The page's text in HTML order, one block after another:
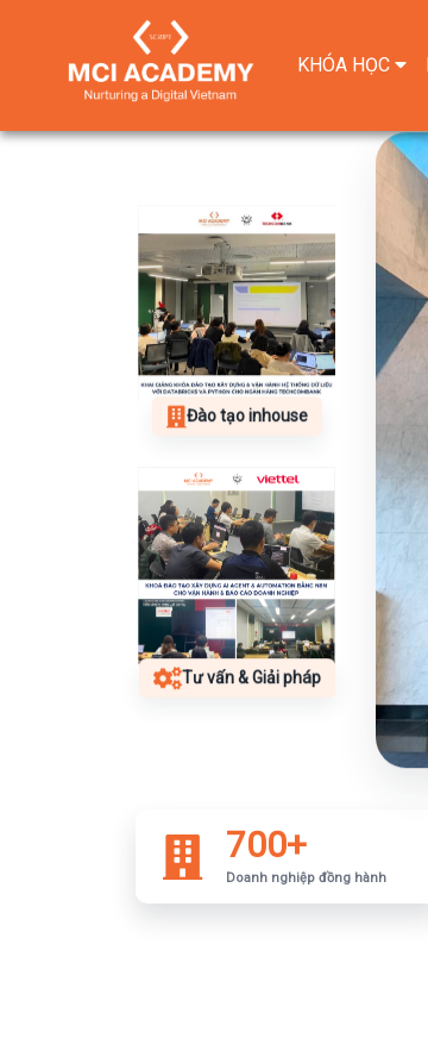
KHÓA HỌC
Đào tạo inhouse
Tư vấn & Giải pháp
700+
Doanh nghiệp đồng hành